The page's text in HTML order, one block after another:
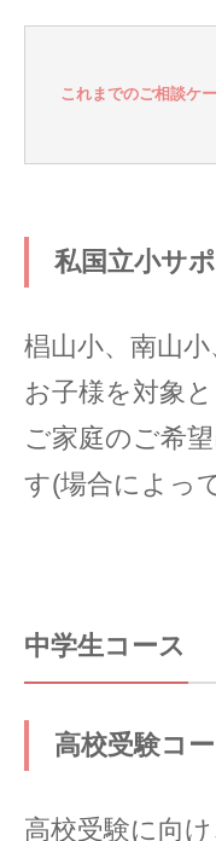
これまでのご相談ケ
私国立小サ
椙山小、南山
お子様を対象
ご家庭のご希
す(場合によっ
中学生コース
高校受験コ
高校受験に向